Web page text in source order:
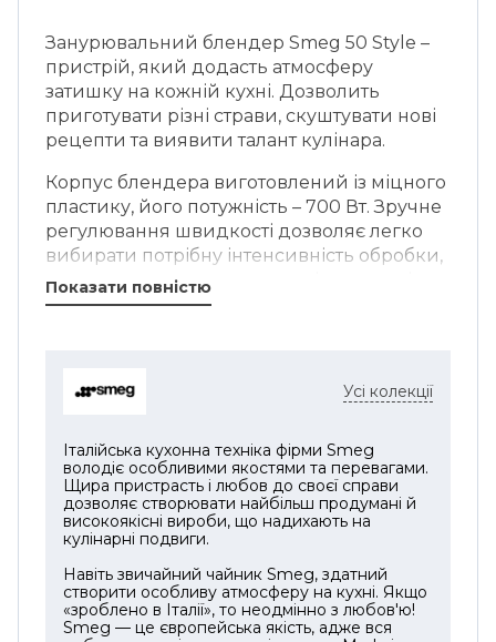
Занурювальний блендер Smeg 50 Style –
пристрій, який додасть атмосферу
затишку на кожній кухні. Дозволить
приготувати різні страви, скуштувати нові
рецепти та виявити талант кулінара.
Корпус блендера виготовлений із міцного
пластику, його потужність – 700 Вт. Зручне
регулювання швидкості дозволяє легко
вибирати потрібну інтенсивність обробки,
гарантуючи максимальну універсальність
у процесі приготування. Турбо режим
кухонних завдань: приготувати пюре, крем
іншого.
Комплектація:
• Насадка для пюре використовується для
або ніжних м'яких овочів. Пластмасові ножі
можна зняти і мити в посудомийній
машині.
Показати повністю
Усі колекції
Італійська кухонна техніка фірми Smeg
володіє особливими якостями та перевагами.
Щира пристрасть і любов до своєї справи
дозволяє створювати найбільш продумані й
високоякісні вироби, що надихають на
кулінарні подвиги.
Навіть звичайний чайник Smeg, здатний
створити особливу атмосферу на кухні. Якщо
«зроблено в Італії», то неодмінно з любов'ю!
Smeg — це європейська якість, адже вся